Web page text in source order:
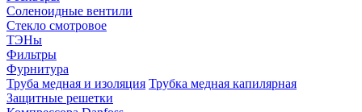
Соленоидные вентили
Стекло смотровое
ТЭНы
Фильтры
Фурнитура
Труба медная и изоляция Трубка медная капилярная
Защитные решетки